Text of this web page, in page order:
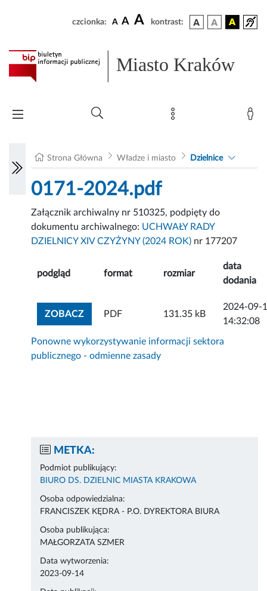
czcionka: A A A kontrast:
Miasto Kraków
Strona Główna Władze i miasto Dzielnice
0171-2024.pdf
Załącznik archiwalny nr 510325, podpięty do
dokumentu archiwalnego: UCHWAŁY RADY
DZIELNICY XIV CZYŻYNY (2024 ROK) nr 177207
podgląd format rozmiar
data
dodania
ZOBACZZOBACZ ZAŁĄCZNIK
PDF 131.35 kB
2024-09-
14:32:08
Ponowne wykorzystywanie informacji sektora
publicznego - odmienne zasady
METKA:
Podmiot publikujący:
BIURO DS. DZIELNIC MIASTA KRAKOWA
Osoba odpowiedzialna:
FRANCISZEK KĘDRA - P.O. DYREKTORA BIURA
Osoba publikująca:
MAŁGORZATA SZMER
Data wytworzenia:
2023-09-14